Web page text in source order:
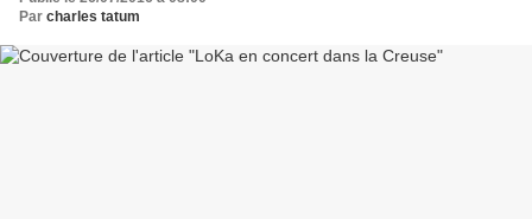
Par charles tatum